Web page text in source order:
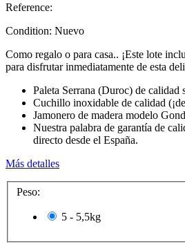
Reference:
Condition: Nuevo
Como regalo o para casa.. ¡Este lote
para disfrutar inmediatamente de esta
Paleta Serrana (Duroc) de calidad
Cuchillo inoxidable de calidad
Jamonero de madera modelo
Nuestra palabra de garantía de
directo desde el España.
Más detalles
Peso:
5 - 5,5kg